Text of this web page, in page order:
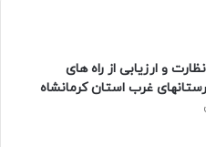
و ارزیابی از راه های
غرب استان کرمانشاه